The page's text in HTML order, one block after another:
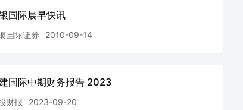
国际晨早快讯
国际证券 2010-09-14
国际中期财务报告 2023
财报 2023-09-20